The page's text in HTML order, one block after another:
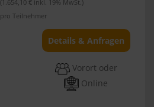
(1.654,10 € inkl. 19% MwSt.)
pro Teilnehmer
Details & Anfragen
Vorort oder
Online